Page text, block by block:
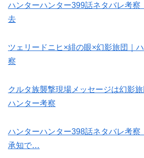
ハンターハンター399話ネタバレ考
去
ツェリードニヒ×緋の眼×幻影旅団｜
察
クルタ族襲撃現場メッセージは幻影
ハンター考察
ハンターハンター398話ネタバレ考
承知で…